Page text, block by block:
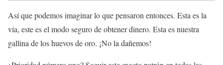
Así que podemos imaginar lo que pensaron entonces. Esta es la
vía, este es el modo seguro de obtener dinero. Esta es nuestra
gallina de los huevos de oro. ¡No la dañemos!